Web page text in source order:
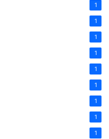
1
1
1
1
1
1
1
1
1